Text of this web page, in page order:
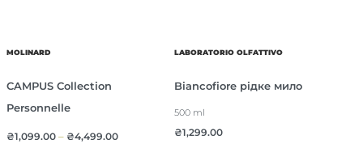
MOLINARD
CAMPUS Collection
Personnelle
₴1,099.00– ₴4,499.00
LABORATORIO OLFATTIVO
Biancofiore рідке мило
500 ml
₴1,299.00